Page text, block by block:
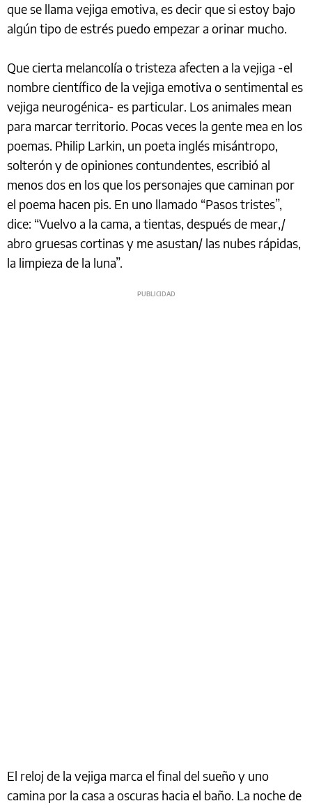
que se llama vejiga emotiva, es decir que si estoy bajo
algún tipo de estrés puedo empezar a orinar mucho.
Que cierta melancolía o tristeza afecten a la vejiga -el
nombre científico de la vejiga emotiva o sentimental es
vejiga neurogénica- es particular. Los animales mean
para marcar territorio. Pocas veces la gente mea en los
poemas. Philip Larkin, un poeta inglés misántropo,
solterón y de opiniones contundentes, escribió al
menos dos en los que los personajes que caminan por
el poema hacen pis. En uno llamado “Pasos tristes”,
dice: “Vuelvo a la cama, a tientas, después de mear,/
abro gruesas cortinas y me asustan/ las nubes rápidas,
la limpieza de la luna”.
El reloj de la vejiga marca el final del sueño y uno
camina por la casa a oscuras hacia el baño. La noche de